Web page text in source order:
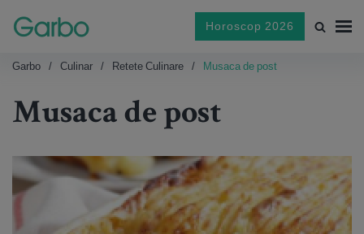
Horoscop 2026
Garbo Culinar Retete Culinare Musaca de post
Musaca de post